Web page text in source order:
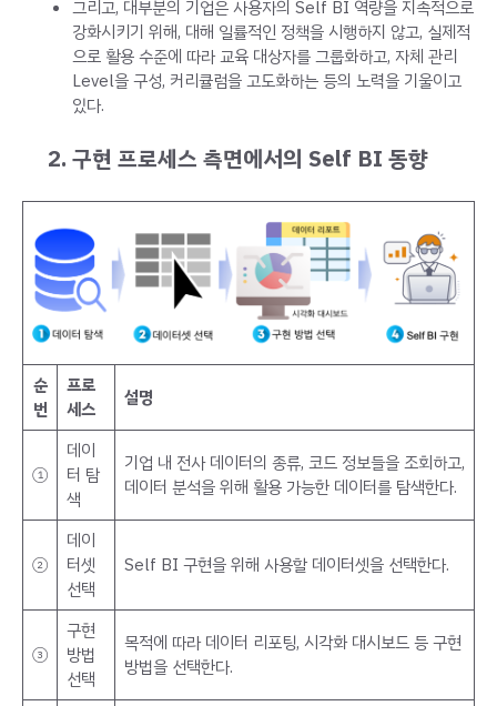
그리고, 대부분의 기업은 사용자의 Self BI 역량을 지속적으로
강화시키기 위해, 대해 일률적인 정책을 시행하지 않고, 실제적
으로 활용 수준에 따라 교육 대상자를 그룹화하고, 자체 관리
Level을 구성, 커리큘럼을 고도화하는 등의 노력을 기울이고
있다.
구현 프로세스 측면에서의 Self BI 동향
순
번
프로
세스
설명
①
데이
터 탐
색
기업 내 전사 데이터의 종류, 코드 정보들을 조회하고,
데이터 분석을 위해 활용 가능한 데이터를 탐색한다.
②
데이
터셋
선택
Self BI 구현을 위해 사용할 데이터셋을 선택한다.
③
구현
방법
선택
목적에 따라 데이터 리포팅, 시각화 대시보드 등 구현
방법을 선택한다.